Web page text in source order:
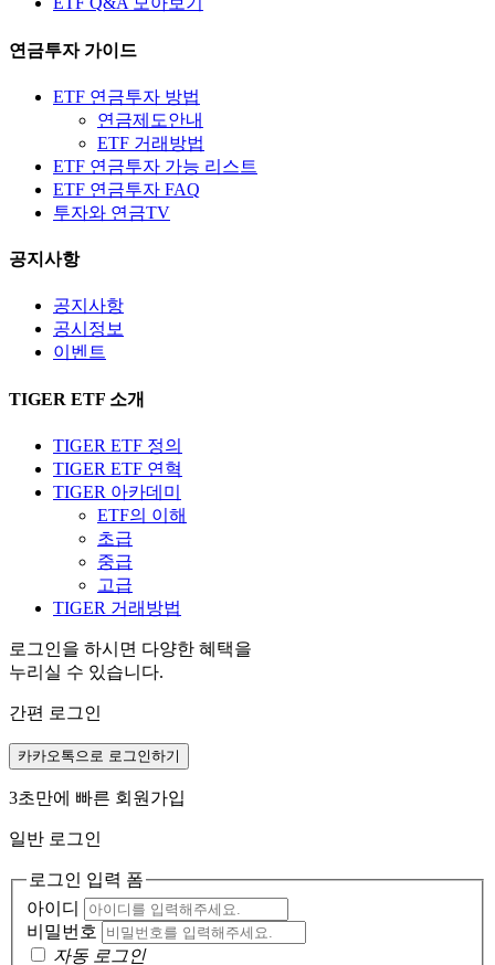
연금투자 가이드
ETF 연금투자 방법
연금제도안내
ETF 거래방법
ETF 연금투자 가능 리스트
ETF 연금투자 FAQ
투자와 연금TV
공지사항
공지사항
공시정보
이벤트
TIGER ETF 소개
TIGER ETF 정의
TIGER ETF 연혁
TIGER 아카데미
ETF의 이해
초급
중급
고급
TIGER 거래방법
로그인을 하시면 다양한 혜택을
누리실 수 있습니다.
간편 로그인
카카오톡으로 로그인하기
3초만에 빠른 회원가입
일반 로그인
로그인 입력 폼
아이디
비밀번호
자동 로그인